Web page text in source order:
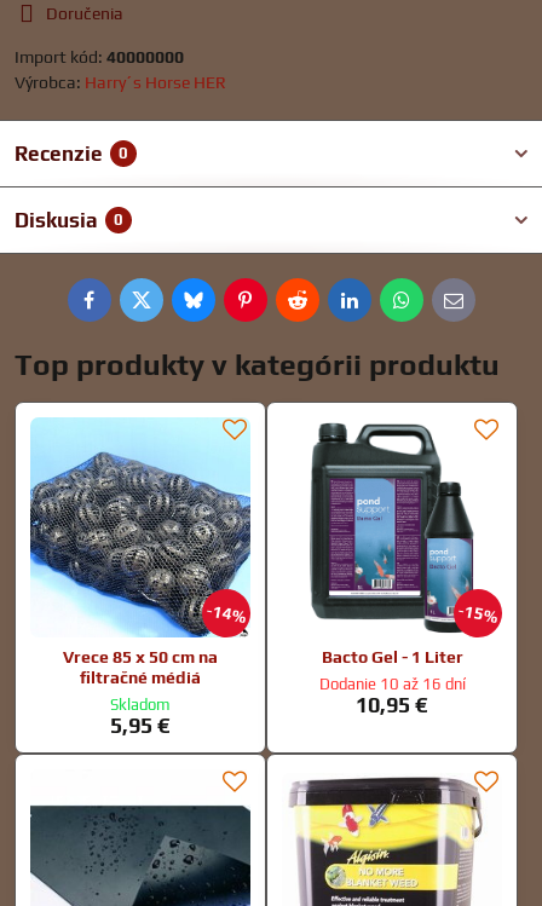
Doručenia
Import kód: 40000000
Výrobca: Harry´s Horse HER
Recenzie 0
Diskusia 0
FacebookTwitterBlueskyPinterestRedditLinkedInWhatsApp
E-
mail
Top produkty v kategórii produktu
14%
Vrece 85 x 50 cm na
filtračné médiá
Skladom
5,95 €
15%
Bacto Gel - 1 Liter
Dodanie 10 až 16 dní
10,95 €